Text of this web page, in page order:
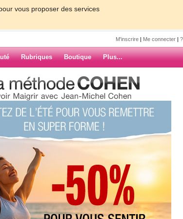
vous proposer des services
M'inscrire | Me connecter |
Rubriques Boutique Plus...
ARCHIVES